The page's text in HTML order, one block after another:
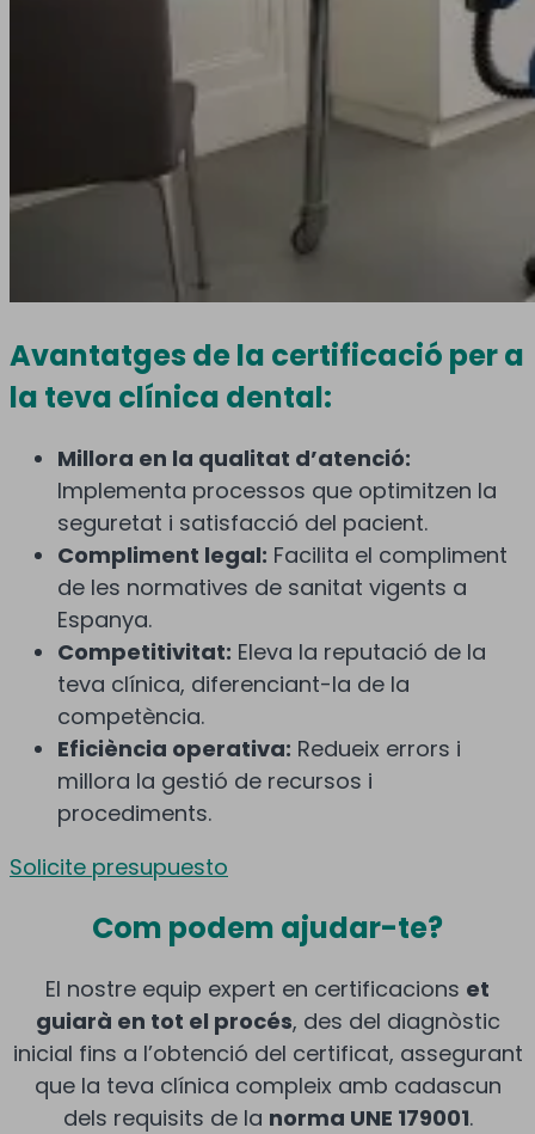
Avantatges de la certificació per a
la teva clínica dental:
Millora en la qualitat d’atenció:
Implementa processos que optimitzen la
seguretat i satisfacció del pacient.
Compliment legal: Facilita el compliment
de les normatives de sanitat vigents a
Espanya.
Competitivitat: Eleva la reputació de la
teva clínica, diferenciant-la de la
competència.
Eficiència operativa: Redueix errors i
millora la gestió de recursos i
procediments.
Solicite presupuesto
Com podem ajudar-te?
El nostre equip expert en certificacions et
guiarà en tot el procés, des del diagnòstic
inicial fins a l’obtenció del certificat, assegurant
que la teva clínica compleix amb cadascun
dels requisits de la norma UNE 179001.